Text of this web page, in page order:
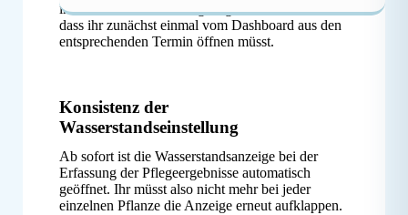
in die Terminansicht umgezogen. Das bedeutet,
dass ihr zunächst einmal vom Dashboard aus den
entsprechenden Termin öffnen müsst.
Konsistenz der
Wasserstandseinstellung
Ab sofort ist die Wasserstandsanzeige bei der
Erfassung der Pflegeergebnisse automatisch
geöffnet. Ihr müsst also nicht mehr bei jeder
einzelnen Pflanze die Anzeige erneut aufklappen.